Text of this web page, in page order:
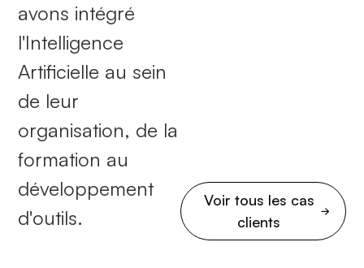
avons intégré
l'Intelligence
Artificielle au sein
de leur
organisation, de la
formation au
développement
d'outils.
Voir tous les cas
clients